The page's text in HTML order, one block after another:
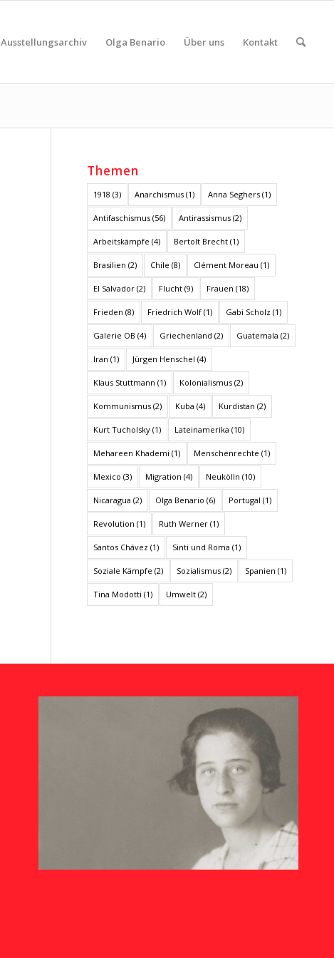
Ausstellungsarchiv Olga Benario Über uns Kontakt
Themen
1918 (3) Anarchismus(1) Anna Seghers(1)
Antifaschismus(56) Antirassismus(2)
Arbeitskämpfe (4) Bertolt Brecht(1)
Brasilien (2) Chile (8) Clément Moreau (1)
El Salvador(2) Flucht(9) Frauen (18)
Frieden (8) Friedrich Wolf(1) Gabi Scholz (1)
Galerie OB (4) Griechenland (2) Guatemala (2)
Iran (1) Jürgen Henschel (4)
Klaus Stuttmann (1) Kolonialismus(2)
Kommunismus(2) Kuba (4) Kurdistan (2)
Kurt Tucholsky(1) Lateinamerika (10)
Mehareen Khademi (1) Menschenrechte (1)
Mexico (3) Migration (4) Neukölln (10)
Nicaragua (2) Olga Benario (6) Portugal (1)
Revolution (1) Ruth Werner(1)
Santos Chávez (1) Sinti und Roma (1)
Soziale Kämpfe (2) Sozialismus(2) Spanien (1)
Tina Modotti (1) Umwelt(2)